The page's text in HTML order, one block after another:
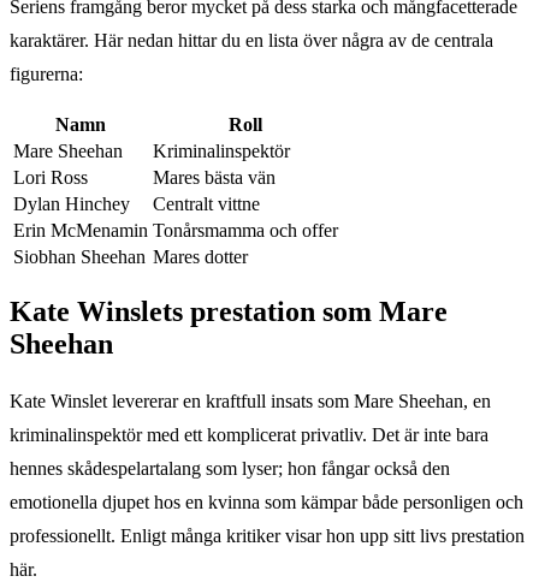
Seriens framgång beror mycket på dess starka och mångfacetterade
karaktärer. Här nedan hittar du en lista över några av de centrala
figurerna:
Namn
Roll
Mare Sheehan
Kriminalinspektör
Lori Ross
Mares bästa vän
Dylan Hinchey
Centralt vittne
Erin McMenamin Tonårsmamma och offer
Siobhan Sheehan Mares dotter
Kate Winslets prestation som Mare
Sheehan
Kate Winslet levererar en kraftfull insats som Mare Sheehan, en
kriminalinspektör med ett komplicerat privatliv. Det är inte bara
hennes skådespelartalang som lyser; hon fångar också den
emotionella djupet hos en kvinna som kämpar både personligen och
professionellt. Enligt många kritiker visar hon upp sitt livs prestation
här.